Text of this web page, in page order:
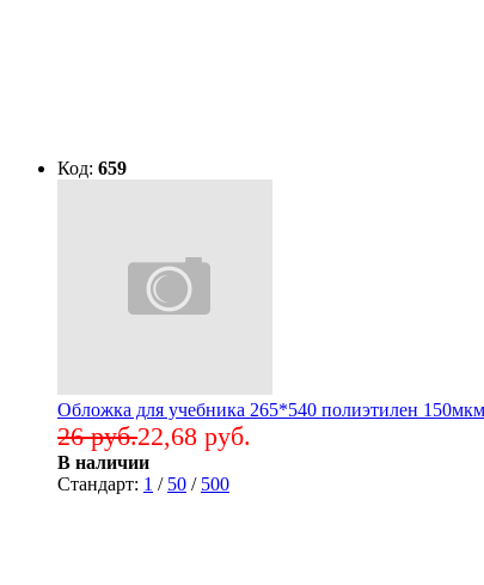
Код: 659
Обложка для учебника 265*540 полиэтилен
22,68 руб.
26 руб.
В наличии
Стандарт: 1 / 50 / 500